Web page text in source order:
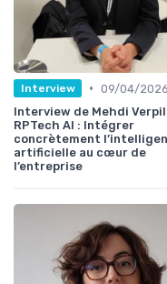
Interview • 09/04/2026
Interview de Mehdi
RPTech AI : Intégrer
concrètement
artificielle au cœur de
l’entreprise